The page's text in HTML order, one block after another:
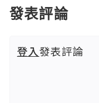
發表評論
登入發表評論